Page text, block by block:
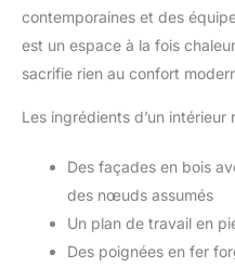
contemporaines et des
est un espace à la fois
sacrifie rien au confort
Les ingrédients d’un intérieur
Des façades en bois
des nœuds assumés
Un plan de travail en
Des poignées en fer